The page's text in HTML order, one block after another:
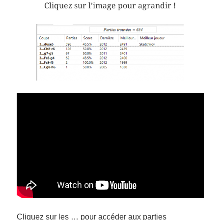
Cliquez sur l’image pour agrandir !
Cliquez sur les … pour accéder aux parties